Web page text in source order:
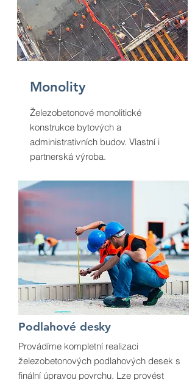
Monolity
Železobetonové monolitické
konstrukce bytových a
administrativních budov. Vlastní i
partnerská výroba.
Podlahové desky
Provádíme kompletní realizaci
železobetonových podlahových desek s
finální úpravou povrchu. Lze provést